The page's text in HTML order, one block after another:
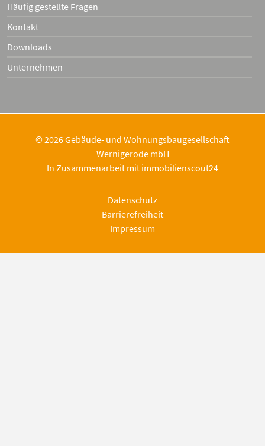
Häufig gestellte Fragen
Kontakt
Downloads
Unternehmen
© 2026 Gebäude- und Wohnungsbaugesellschaft
Wernigerode mbH
In Zusammenarbeit mit immobilienscout24
Datenschutz
Barrierefreiheit
Impressum